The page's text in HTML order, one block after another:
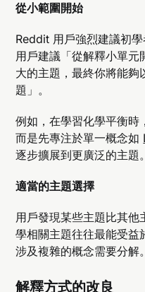
從小範圍開始
Reddit 用戶強烈建議初學
用戶建議「從解釋小單元
大的主題，最終你將能夠
題」。
例如，在學習化學平衡時
而是先專注於單一概念如
逐步擴展到更廣泛的主題。
適當的主題選擇
用戶發現某些主題比其
學相關主題往往最能受益
涉及複雜的概念需要分解。
解釋方式的改良